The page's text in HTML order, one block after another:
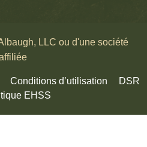
LLC ou d'une société
Conditions d’utilisation
DSR
EHSS